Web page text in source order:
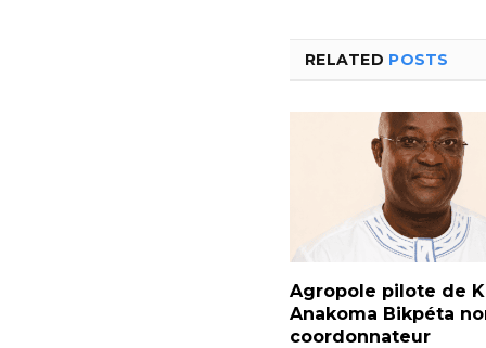
RELATED POSTS
Agropole pilote de
Anakoma Bikpéta
coordonnateur